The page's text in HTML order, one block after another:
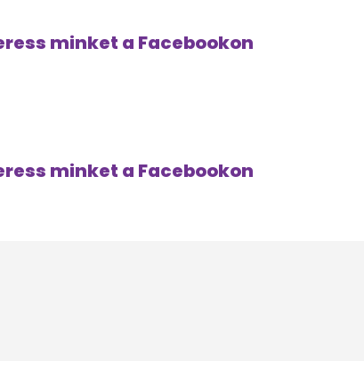
minket a Facebookon
minket a Facebookon